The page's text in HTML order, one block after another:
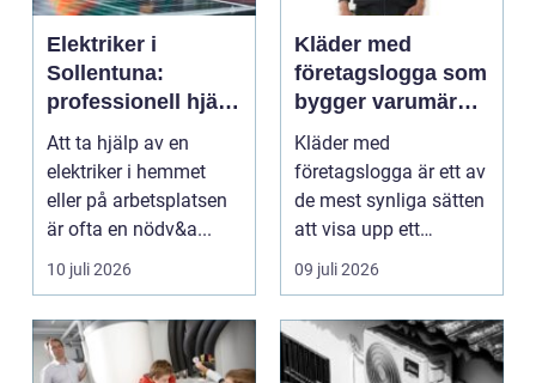
Elektriker i
Sollentuna:
professionell hjälp
när du behöver det
Att ta hjälp av en
elektriker i hemmet
eller på arbetsplatsen
är ofta en nödv&a...
10 juli 2026
Kläder med
företagslogga som
bygger varumärke
i vardagen
Kläder med
företagslogga är ett av
de mest synliga sätten
att visa upp ett
varum...
09 juli 2026